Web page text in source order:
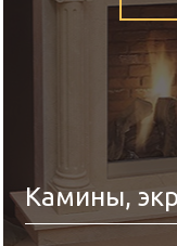
Камины,